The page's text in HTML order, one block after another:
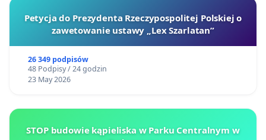
Petycja do Prezydenta Rzeczypospolitej Polskiej o
zawetowanie ustawy „Lex Szarlatan”
26 349 podpisów
48 Podpisy / 24 godzin
23 May 2026
STOP budowie kąpieliska w Parku Centralnym w